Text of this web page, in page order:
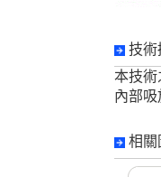
技術
本技術
內部
相關